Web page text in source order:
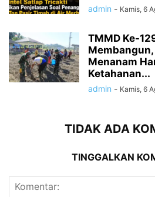
admin - Kamis, 6
TMMD Ke-
Menanam
Ketahanan...
admin - Kamis, 6
TIDAK ADA
TINGGALKAN